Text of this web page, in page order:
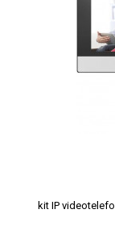
kit IP